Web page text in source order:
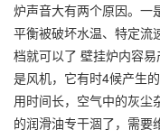
炉声音大有两个原因。一
平衡被破坏水温、特定流
档就可以了 壁挂炉内容
是风机，它有时4候产生
用时间长，空气中的灰尘
的润滑油专干涸了，需要